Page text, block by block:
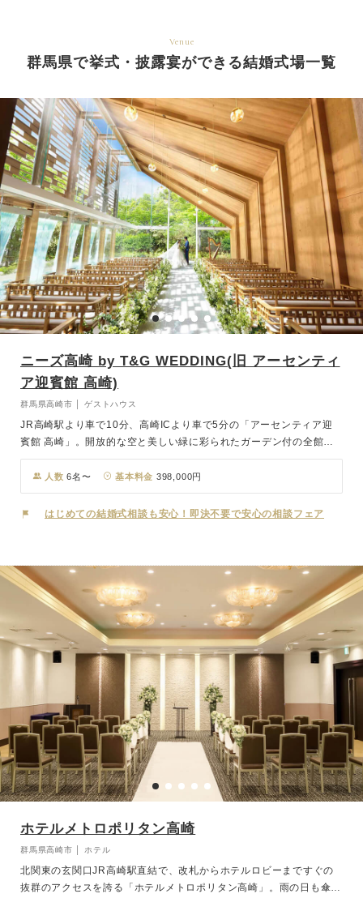
Venue
群馬県で挙式・披露宴ができる結婚式場一覧
ニーズ高崎 by T&G WEDDING(旧 アーセンティ
ア迎賓館 高崎)
群馬県高崎市 │ ゲストハウス
JR高崎駅より車で10分、高崎ICより車で5分の「アーセンティア迎
賓館 高崎」。開放的な空と美しい緑に彩られたガーデン付の全館貸
切ゲストハウスです。日本ベストチャペル100に選出された独立型チ
ャペル「KOMOREBI」は、洗練されたフォルムと木目調のあたたか
みが共存する建築美。周囲をかこむ水のヴェールの流れる音が心地よ
く、ゲストは穏やかな気持ちでおふたりの誓いを見守ります。光と水
トウェディングならでは。スタッフ全員がおふたりの専任となり、ゲ
ストをお迎えいたします。
人数 6名〜 基本料金 398,000円
はじめての結婚式相談も安心！即決不要で安心の相談フェア
ホテルメトロポリタン高崎
群馬県高崎市 │ ホテル
北関東の玄関口JR高崎駅直結で、改札からホテルロビーまですぐの
抜群のアクセスを誇る「ホテルメトロポリタン高崎」。雨の日も傘い